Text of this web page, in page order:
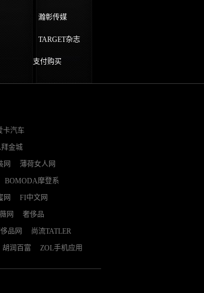
瀚彰传媒
TARGET杂志
支付购买
卡汽车
金城
网
薄荷女人网
BOMODA摩登系
网
FI中文网
网
奢侈品
品网
尚流TATLER
胡润百富 ZOL手机应用